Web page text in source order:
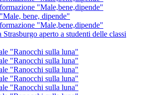
"Male,bene,dipende"
bene, dipende"
"Male,bene,dipende"
Strasburgo aperto a studenti delle classi
"Ranocchi sulla luna"
"Ranocchi sulla luna"
"Ranocchi sulla luna"
"Ranocchi sulla luna"
"Ranocchi sulla luna"